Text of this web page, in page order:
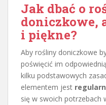
Jak dbać o
doniczkowe,
i piękne?
Aby rośliny doniczkowe
poświęcić im
kilku podstawowych
elementem jest
się w swoich potrzebach